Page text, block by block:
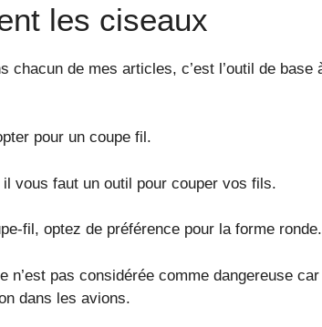
les ciseaux
chacun de mes articles, c’est l’outil de base
pour un coupe fil.
vous faut un outil pour couper vos fils.
fil, optez de préférence pour la forme
n’est pas considérée comme dangereuse
dans les avions.